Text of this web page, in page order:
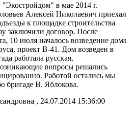
в мае 2014 г.
Алексей Николаевич приехал
к площадке строительства
заключили договор. После
10 июля началось возведение дома
проект В-41. Дом возведен в
работала русская,
вопросы решались
Работой остались мы
бригаде В. Яблокова.
, 24.07.2014 15:36:00